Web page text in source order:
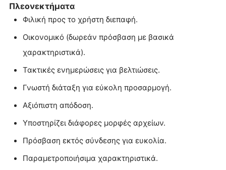
Πλεονεκτήματα
Φιλική προς το χρήστη διεπαφή.
Οικονομικό (δωρεάν πρόσβαση με βασικά
χαρακτηριστικά).
Τακτικές ενημερώσεις για βελτιώσεις.
Γνωστή διάταξη για εύκολη προσαρμογή.
Αξιόπιστη απόδοση.
Υποστηρίζει διάφορες μορφές αρχείων.
Πρόσβαση εκτός σύνδεσης για ευκολία.
Παραμετροποιήσιμα χαρακτηριστικά.